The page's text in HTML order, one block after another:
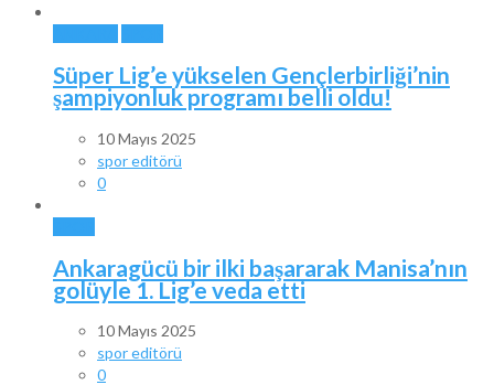
Süper Lig’e yükselen Gençlerbirliği’nin
şampiyonluk programı belli oldu!
10 Mayıs 2025
spor editörü
0
Ankaragücü bir ilki başararak Manisa’nın
golüyle 1. Lig’e veda etti
10 Mayıs 2025
spor editörü
0